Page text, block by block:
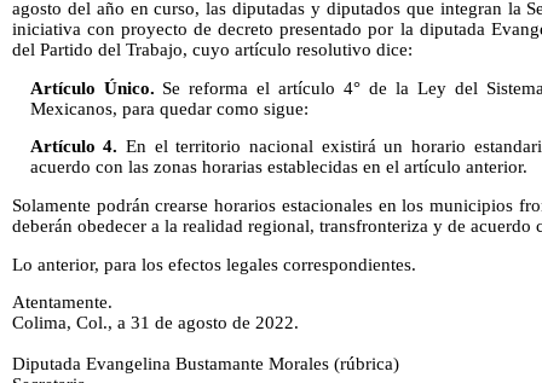
agosto del año en curso, las diputadas y diputados que integran la
iniciativa con proyecto de decreto presentado por la diputada
del Partido del Trabajo, cuyo artículo resolutivo dice:
Artículo Único. Se reforma el artículo 4° de la Ley del
Mexicanos, para quedar como sigue:
Artículo 4. En el territorio nacional existirá un horario
acuerdo con las zonas horarias establecidas en el artículo anterior.
Solamente podrán crearse horarios estacionales en los municipios
deberán obedecer a la realidad regional, transfronteriza y de acuerdo
Lo anterior, para los efectos legales correspondientes.
Atentamente.
Colima, Col., a 31 de agosto de 2022.
Diputada Evangelina Bustamante Morales (rúbrica)